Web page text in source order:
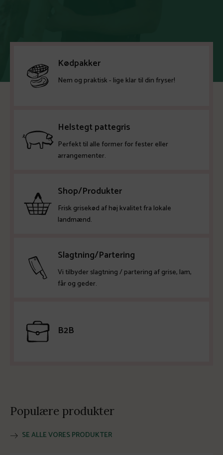
Kødpakker
Nem og praktisk - lige klar til din fryser!
Helstegt pattegris
Perfekt til alle former for fester eller
arrangementer.
Shop/Produkter
Frisk grisekød af høj kvalitet fra lokale
landmænd.
Slagtning/Partering
Vi tilbyder slagtning / partering af grise, lam,
får og geder.
B2B
Populære produkter
SE ALLE VORES PRODUKTER